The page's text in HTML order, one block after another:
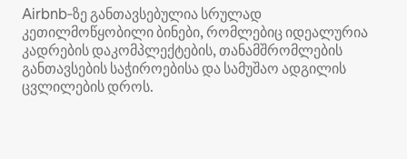
Airbnb‑ზე განთავსებულია სრულად
კეთილმოწყობილი ბინები, რომლებიც იდეალურია
კადრების დაკომპლექტების, თანამშრომლების
განთავსების საჭიროებისა და სამუშაო ადგილის
ცვლილების დროს.